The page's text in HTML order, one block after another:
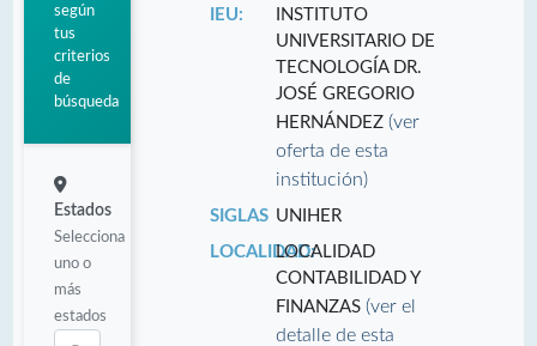
según
tus
criterios
de
búsqueda
Estados
Selecciona
uno o
más
estados
IEU:
INSTITUTO
UNIVERSITARIO DE
TECNOLOGÍA DR.
JOSÉ GREGORIO
HERNÁNDEZ(ver
oferta de esta
institución)
SIGLAS UNIHER
LOCALIDAD:LOCALIDAD
CONTABILIDAD Y
FINANZAS(ver el
detalle de esta